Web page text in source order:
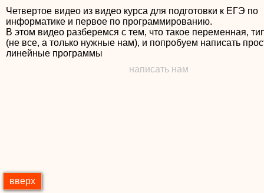
Четвертое видео из видео курса для подготовки к ЕГЭ по
информатике и первое по программированию.
В этом видео разберемся с тем, что такое переменная,
(не все, а только нужные нам), и попробуем написать
написать нам
вверх